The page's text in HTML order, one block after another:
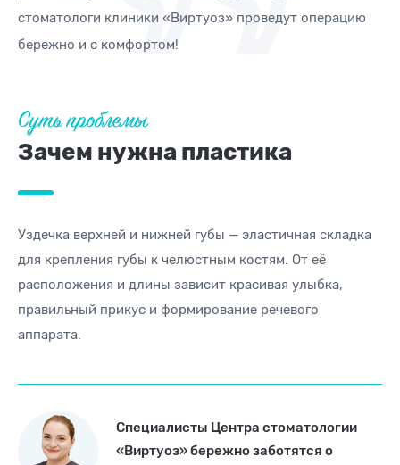
стоматологи клиники «Виртуоз» проведут операцию
бережно и с комфортом!
Суть проблемы
Зачем нужна пластика
Уздечка верхней и нижней губы — эластичная складка
для крепления губы к челюстным костям. От её
расположения и длины зависит красивая улыбка,
правильный прикус и формирование речевого
аппарата.
Специалисты Центра стоматологии
«Виртуоз» бережно заботятся о